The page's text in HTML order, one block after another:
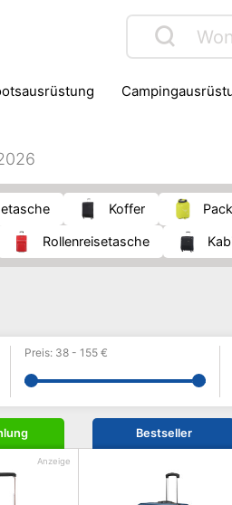
Koffer
Rollenreisetasche
Preis: 38 - 155 €
Bestseller